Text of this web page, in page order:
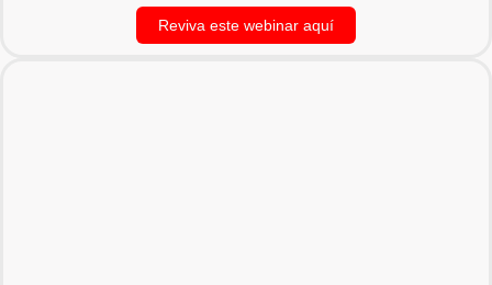
Reviva este webinar aquí